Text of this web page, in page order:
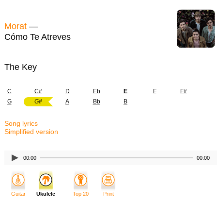
Morat —
Cómo Te Atreves
The Key
C C# D Eb E F
F#
G
G# A Bb B
Song lyrics
Simplified version
00:00 00:00
Guitar Ukulele Top 20 Print